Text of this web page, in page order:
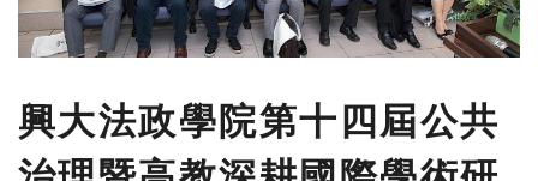
興大法政學院第十四屆公共